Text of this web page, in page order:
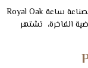
تأسست في لو برولو بسويسرا عام 1875، اشتهرت بصناعة ساعة Royal Oak
الفاخرة، تشتهر